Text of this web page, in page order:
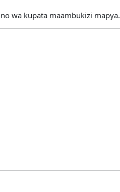
wa kupata maambukizi mapya.